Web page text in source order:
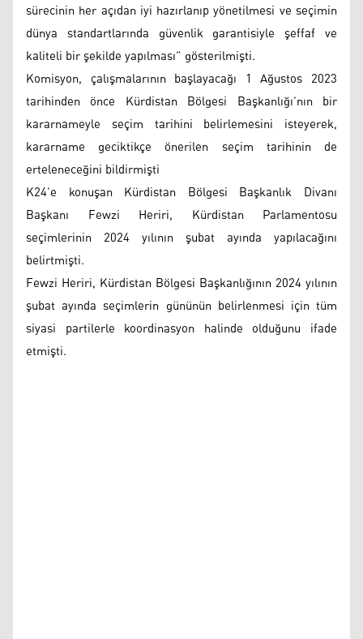
sürecinin her açıdan iyi hazırlanıp yönetilmesi ve seçimin
dünya standartlarında güvenlik garantisiyle şeffaf ve
kaliteli bir şekilde yapılması” gösterilmişti.
Komisyon, çalışmalarının başlayacağı 1 Ağustos 2023
tarihinden önce Kürdistan Bölgesi Başkanlığı’nın bir
kararnameyle seçim tarihini belirlemesini isteyerek,
kararname geciktikçe önerilen seçim tarihinin de
erteleneceğini bildirmişti
K24’e konuşan Kürdistan Bölgesi Başkanlık Divanı
Başkanı Fewzi Heriri, Kürdistan Parlamentosu
seçimlerinin 2024 yılının şubat ayında yapılacağını
belirtmişti.
Fewzi Heriri, Kürdistan Bölgesi Başkanlığının 2024 yılının
şubat ayında seçimlerin gününün belirlenmesi için tüm
siyasi partilerle koordinasyon halinde olduğunu ifade
etmişti.